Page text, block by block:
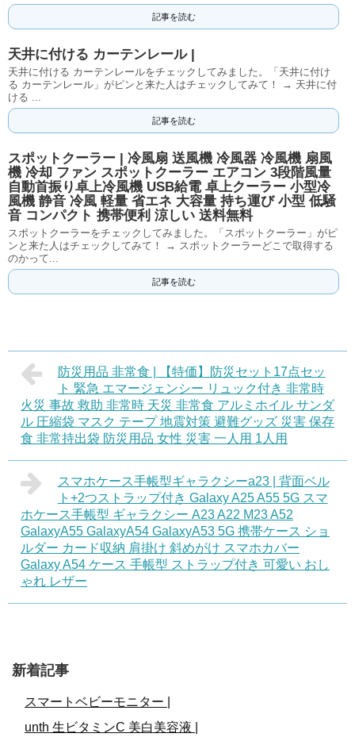
記事を読む
天井に付ける カーテンレール |
天井に付ける カーテンレールをチェックしてみました。「天井に付け
る カーテンレール」がピンと来た人はチェックしてみて！ → 天井に付
ける ...
記事を読む
スポットクーラー | 冷風扇 送風機 冷風器 冷風機 扇風
機 冷却 ファン スポットクーラー エアコン 3段階風量
自動首振り卓上冷風機 USB給電 卓上クーラー 小型冷
風機 静音 冷風 軽量 省エネ 大容量 持ち運び 小型 低騒
音 コンパクト 携帯便利 涼しい 送料無料
スポットクーラーをチェックしてみました。「スポットクーラー」がピ
ンと来た人はチェックしてみて！ → スポットクーラーどこで取得する
のかって...
記事を読む
防災用品 非常食 | 【特価】防災セット17点セッ
ト 緊急 エマージェンシー リュック付き 非常時
火災 事故 救助 非常時 天災 非常食 アルミホイル サンダ
ル 圧縮袋 マスク テープ 地震対策 避難グッズ 災害 保存
食 非常持出袋 防災用品 女性 災害 一人用 1人用
スマホケース手帳型ギャラクシーa23 | 背面ベル
ト+2つストラップ付き Galaxy A25 A55 5G スマ
ホケース手帳型 ギャラクシー A23 A22 M23 A52
GalaxyA55 GalaxyA54 GalaxyA53 5G 携帯ケース ショ
ルダー カード収納 肩掛け 斜めがけ スマホカバー
Galaxy A54 ケース 手帳型 ストラップ付き 可愛い おし
ゃれ レザー
新着記事
スマートベビーモニター |
unth 生ビタミンC 美白美容液 |